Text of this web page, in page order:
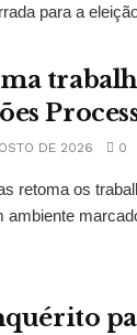
para a
DE 2026 0
retoma os
ambiente